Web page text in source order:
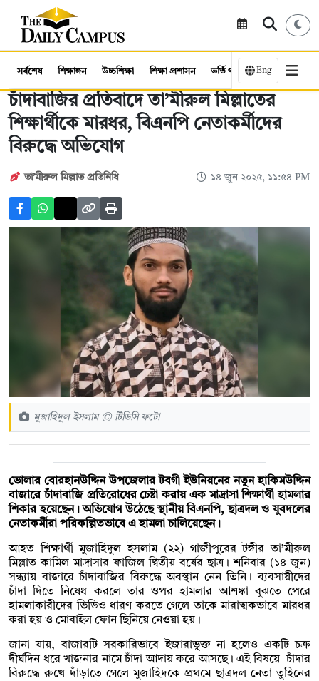
সর্বশেষ শিক্ষাঙ্গন উচ্চশিক্ষা শিক্ষা প্রশাসন ভর্তি পরীক্ষা কর্মসংস্থান
Eng
চাঁদাবাজির প্রতিবাদে তা’মীরুল মিল্লাতের
শিক্ষার্থীকে মারধর, বিএনপি নেতাকর্মীদের
বিরুদ্ধে অভিযোগ
তা’মীরুল মিল্লাত প্রতিনিধি ১৪ জুন ২০২৫, ১১:৫৪ PM
মুজাহিদুল ইসলাম © টিডিসি ফটো
ভোলার বোরহানউদ্দিন উপজেলার টবগী ইউনিয়নের নতুন হাকিমউদ্দিন
বাজারে চাঁদাবাজি প্রতিরোধের চেষ্টা করায় এক মাদ্রাসা শিক্ষার্থী হামলার
শিকার হয়েছেন। অভিযোগ উঠেছে স্থানীয় বিএনপি, ছাত্রদল ও যুবদলের
নেতাকর্মীরা পরিকল্পিতভাবে এ হামলা চালিয়েছেন।
আহত শিক্ষার্থী মুজাহিদুল ইসলাম (২২) গাজীপুরের টঙ্গীর তা’মীরুল
মিল্লাত কামিল মাদ্রাসার ফাজিল দ্বিতীয় বর্ষের ছাত্র। শনিবার (১৪ জুন)
সন্ধ্যায় বাজারে চাঁদাবাজির বিরুদ্ধে অবস্থান নেন তিনি। ব্যবসায়ীদের
চাঁদা দিতে নিষেধ করলে তার ওপর হামলার আশঙ্কা বুঝতে পেরে
হামলাকারীদের ভিডিও ধারণ করতে গেলে তাকে মারাত্মকভাবে মারধর
করা হয় ও মোবাইল ফোন ছিনিয়ে নেওয়া হয়।
জানা যায়, বাজারটি সরকারিভাবে ইজারাভুক্ত না হলেও একটি চক্র
দীর্ঘদিন ধরে খাজনার নামে চাঁদা আদায় করে আসছে। এই বিষয়ে চাঁদার
বিরুদ্ধে রুখে দাঁড়াতে গেলে মুজাহিদকে প্রথমে ছাত্রদল নেতা তুহিনের